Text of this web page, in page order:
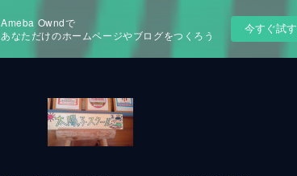
Ameba Owndで
あなただけのホームページやブログをつくろう
今すぐ試す